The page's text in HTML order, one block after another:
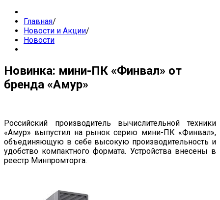
Главная/
Новости и Акции/
Новости
Новинка: мини-ПК «Финвал» от
бренда «Амур»
Российский производитель вычислительной техники
«Амур» выпустил на рынок серию мини-ПК «Финвал»,
объединяющую в себе высокую производительность и
удобство компактного формата. Устройства внесены в
реестр Минпромторга.